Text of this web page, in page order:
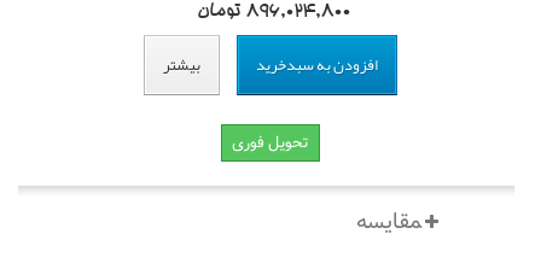
896,024,800 تومان
افزودن به سبدخرید بیشتر
تحویل فوری